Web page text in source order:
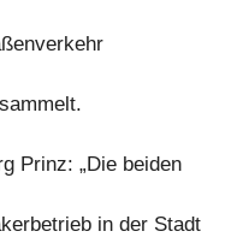
Prinz: „Die beiden
in der Stadt